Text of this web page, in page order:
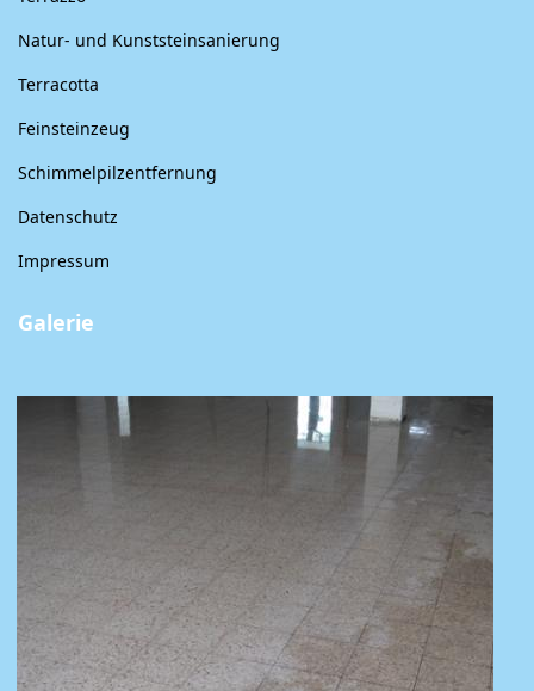
Natur- und Kunststeinsanierung
Terracotta
Feinsteinzeug
Schimmelpilzentfernung
Datenschutz
Impressum
Galerie